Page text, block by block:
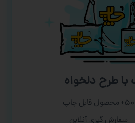
طرح دلخواه
۵۰+ محصول قابل چاپ
سفارش گیری آنلاین